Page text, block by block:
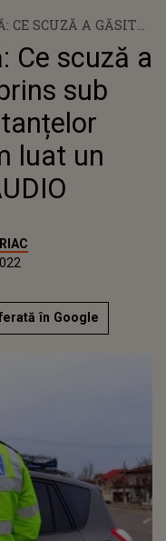
CE SCUZĂ A GĂSIT
INFLUENȚA
„AM LUAT
Ce scuză a
sub
luat un
în Google